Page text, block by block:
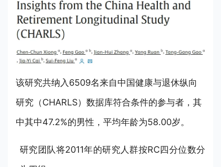
该研究共纳入6509名来自中国健康与退休纵向
研究（CHARLS）数据库符合条件的参与者，其
中其中47.2%的男性，平均年龄为58.00岁。
研究团队将2011年的研究人群按RC四分位数分